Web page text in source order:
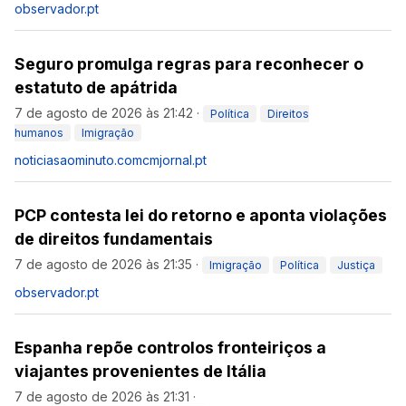
observador.pt
Seguro promulga regras para reconhecer o
estatuto de apátrida
7 de agosto de 2026 às 21:42 · Política
Direitos
humanos
Imigração
noticiasaominuto.comcmjornal.pt
PCP contesta lei do retorno e aponta violações
de direitos fundamentais
7 de agosto de 2026 às 21:35 · Imigração Política Justiça
observador.pt
Espanha repõe controlos fronteiriços a
viajantes provenientes de Itália
7 de agosto de 2026 às 21:31 ·